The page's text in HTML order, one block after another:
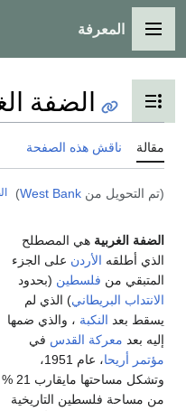
القائمة الرئيسية
المعرفة
تبديل عرض جدول
الضفة
مقالة ناقش هذه الصفحة
(تم التحويل من West Bank
)
الضفة الغربية هي المصطلح
الذي أطلقه الأردن على الجزء
المتبقي من فلسطين (بحدود
الانتداب البريطاني) الذي لم
يسقط بعد النكبة ، والذي ضمها
إليه بعد معركة القدس في
مؤتمر أريحا
، عام 1951،
وتشكل مساحتها مايقارب 21 %
من مساحة فلسطين التاريخية